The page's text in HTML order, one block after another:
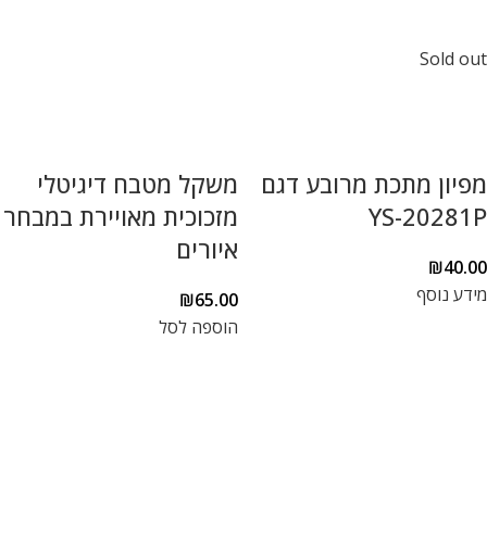
Sold out
מפיון מתכת מרובע דגם
YS-20281P
₪40.00
מידע נוסף
משקל מטבח דיגיטלי
מזכוכית מאויירת במבחר
איורים
₪65.00
הוספה לסל